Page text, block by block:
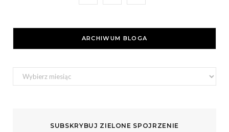
e
b
k
t
a
a
t
e
s
ARCHIWUM BLOGA
Archiwum
bloga
SUBSKRYBUJ ZIELONE SPOJRZENIE